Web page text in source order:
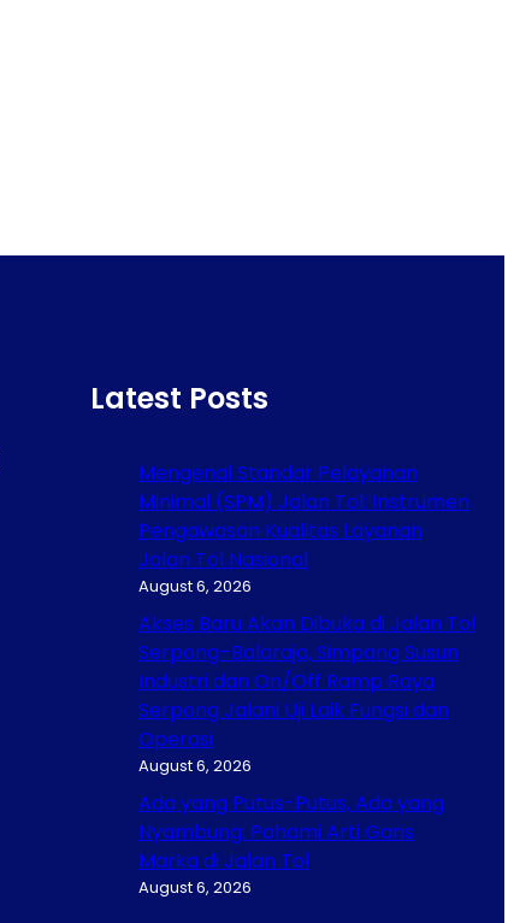
Latest Posts
Mengenal Standar Pelayanan
Minimal (SPM) Jalan Tol: Instrumen
Pengawasan Kualitas Layanan
Jalan Tol Nasional
August 6, 2026
Akses Baru Akan Dibuka di Jalan Tol
Serpong–Balaraja, Simpang Susun
Industri dan On/Off Ramp Raya
Serpong Jalani Uji Laik Fungsi dan
Operasi
August 6, 2026
Ada yang Putus-Putus, Ada yang
Nyambung: Pahami Arti Garis
Marka di Jalan Tol
August 6, 2026